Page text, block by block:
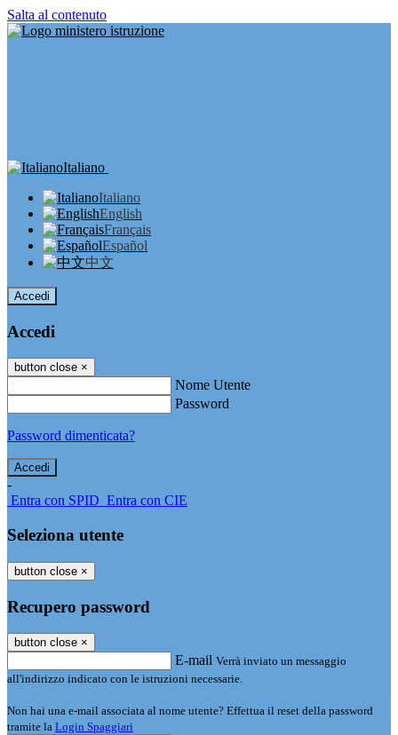
Salta al contenuto
Italiano
Italiano
English
Français
Español
中文
Accedi
Accedi
button close ×
Nome Utente
Password
Password dimenticata?
-
Entra con SPID Entra con CIE
Seleziona utente
button close ×
Recupero password
button close ×
E-mail Verrà inviato un messaggio
all'indirizzo indicato con le istruzioni necessarie.
Non hai una e-mail associata al nome utente? Effettua il reset della password
tramite la Login Spaggiari